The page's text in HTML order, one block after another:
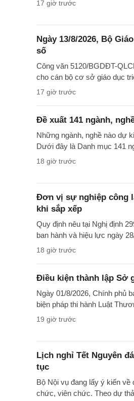
17 giờ trước
Ngày 13/8/2026, Bộ
số
Công văn 5120/BGDĐT-
cho cán bộ cơ sở giáo dục
17 giờ trước
Đề xuất 141 ngành,
Những ngành, nghề nào dự
Dưới đây là Danh mục 141
18 giờ trước
Đơn vị sự nghiệp công
khi sắp xếp
Quy định nêu tại Nghị định
ban hành và hiệu lực ngày
18 giờ trước
Điều kiện thành lập Sở
Ngày 01/8/2026, Chính phủ
biện pháp thi hành Luật
19 giờ trước
Lịch nghỉ Tết Nguyên
tục
Bộ Nội vụ đang lấy ý kiến
chức, viên chức. Theo dự